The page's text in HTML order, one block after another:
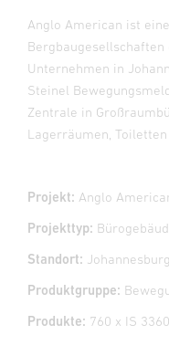
Anglo American ist
Unternehmen in
Steinel
Zentrale in
Lagerräumen,
Projekt: Anglo
Projekttyp:
Standort:
Produktgruppe:
Produkte: 760 x IS